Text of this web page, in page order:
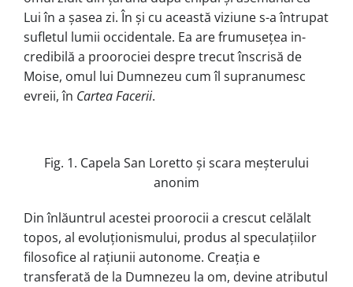
Lui în a șasea zi. În și cu această viziune s-a întrupat
sufletul lumii occidentale. Ea are frumusețea in­
credibilă a proorociei despre trecut înscrisă de
Moise, omul lui Dumnezeu cum îl supranumesc
evreii, în Cartea Facerii.
Fig. 1. Capela San Loretto și scara meșterului
anonim
Din înlăuntrul acestei proorocii a cres­cut celălalt
topos, al evoluțio­nismu­lui, produs al speculațiilor
filosofice al rațiunii autonome. Creația e
transferată de la Dumnezeu la om, devine atributul